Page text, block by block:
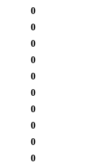
0
0
0
0
0
0
0
0
0
0